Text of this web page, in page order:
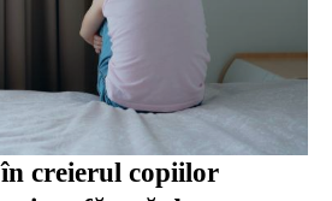
creierul copiilor